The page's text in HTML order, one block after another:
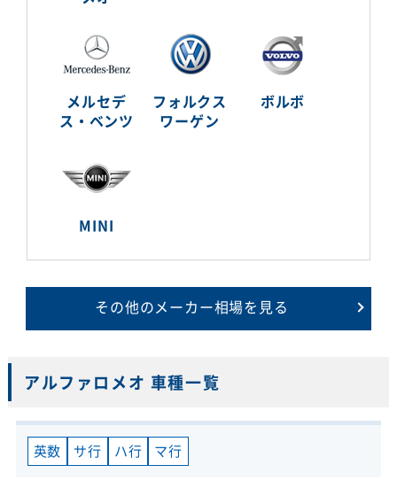
メルセデ
ス・ベンツ
フォルクス
ワーゲン
ボルボ
MINI
その他のメーカー相場を見る
アルファロメオ 車種一覧
英数 サ行 ハ行 マ行